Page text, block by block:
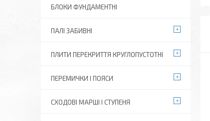
БЛОКИ ФУНДАМЕНТНІ
ПАЛІ ЗАБИВНІ
ПЛИТИ ПЕРЕКРИТТЯ КРУГЛОПУСТОТНІ
ПЕРЕМИЧКИ І ПОЯСИ
СХОДОВІ МАРШІ І СТУПЕНЯ